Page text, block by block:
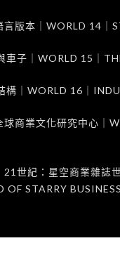
言版本｜WORLD 14
車子｜WORLD 15｜
構｜WORLD 16｜
商業文化研究中心｜
21世紀：星空商業雜
OF STARRY